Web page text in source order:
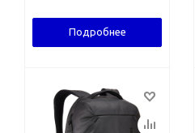
Подробнее